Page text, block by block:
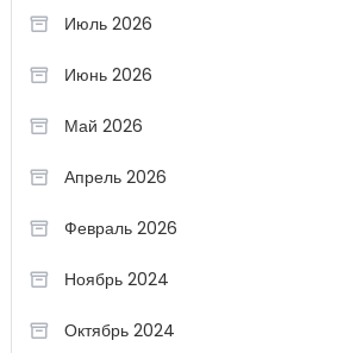
Июль 2026
Июнь 2026
Май 2026
Апрель 2026
Февраль 2026
Ноябрь 2024
Октябрь 2024